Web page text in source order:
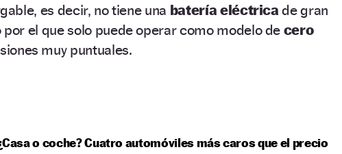
es decir, no tiene una batería eléctrica de gran
el que solo puede operar como modelo de cero
muy puntuales.
o coche? Cuatro automóviles más caros que el precio